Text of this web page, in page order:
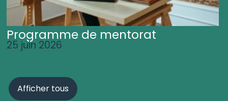
Programme de mentorat
25 juin 2026
Afficher tous